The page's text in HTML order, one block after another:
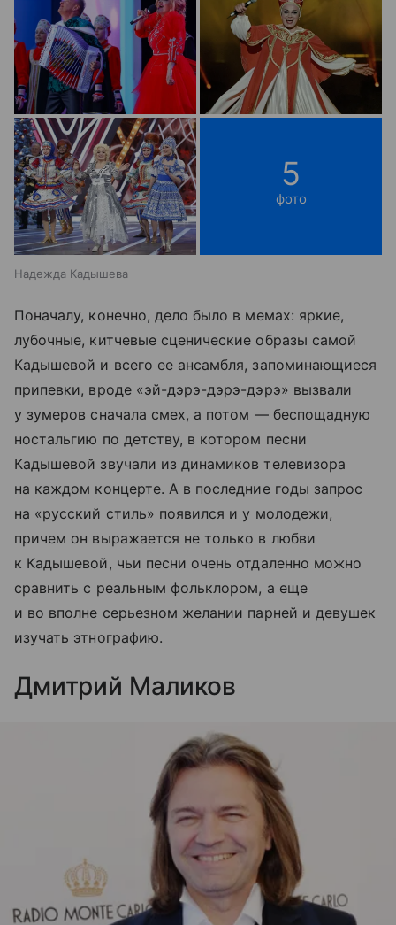
5
фото
Надежда Кадышева
Поначалу, конечно, дело было в мемах: яркие,
лубочные, китчевые сценические образы самой
Кадышевой и всего ее ансамбля, запоминающиеся
припевки, вроде «эй-дэрэ-дэрэ-дэрэ» вызвали
у зумеров сначала смех, а потом — беспощадную
ностальгию по детству, в котором песни
Кадышевой звучали из динамиков телевизора
на каждом концерте. А в последние годы запрос
на «русский стиль» появился и у молодежи,
причем он выражается не только в любви
к Кадышевой, чьи песни очень отдаленно можно
сравнить с реальным фольклором, а еще
и во вполне серьезном желании парней и девушек
изучать этнографию.
Дмитрий Маликов